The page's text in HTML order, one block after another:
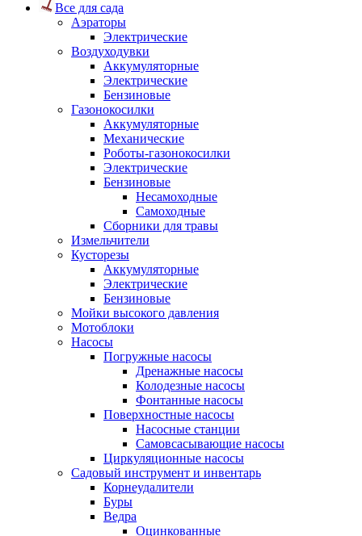
Все для сада
Аэраторы
Электрические
Воздуходувки
Аккумуляторные
Электрические
Бензиновые
Газонокосилки
Аккумуляторные
Механические
Роботы-газонокосилки
Электрические
Бензиновые
Несамоходные
Самоходные
Сборники для травы
Измельчители
Кусторезы
Аккумуляторные
Электрические
Бензиновые
Мойки высокого давления
Мотоблоки
Насосы
Погружные насосы
Дренажные насосы
Колодезные насосы
Фонтанные насосы
Поверхностные насосы
Насосные станции
Самовсасывающие насосы
Циркуляционные насосы
Садовый инструмент и инвентарь
Корнеудалители
Буры
Ведра
Оцинкованные